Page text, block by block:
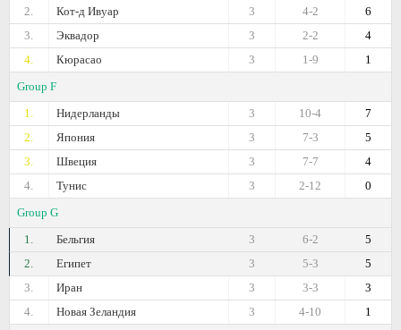
2.
Кот-д Ивуар 6
4-2
3
3.
Эквадор 4
2-2
3
4.
Кюрасао 1
1-9
3
Group F
1.
Нидерланды 7
10-4
3
2.
Япония 5
7-3
3
3.
Швеция 4
7-7
3
4.
Тунис 0
2-12
3
Group G
1.
Бельгия 5
6-2
3
2.
Египет 5
5-3
3
3.
Иран 3
3-3
3
4.
Новая Зеландия 1
4-10
3